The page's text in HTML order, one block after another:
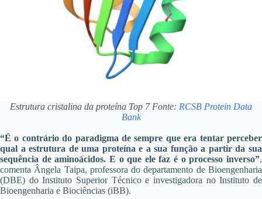
Estrutura cristalina da proteína Top 7 Fonte: RCSB Protein Data
Bank
“É o contrário do paradigma de sempre que era tentar perceber
qual a estrutura de uma proteína e a sua função a partir da sua
sequência de aminoácidos. E o que ele faz é o processo inverso”,
comenta Ângela Taipa, professora do departamento de Bioengenharia
(DBE) do Instituto Superior Técnico e investigadora no Instituto de
Bioengenharia e Biociências (iBB).